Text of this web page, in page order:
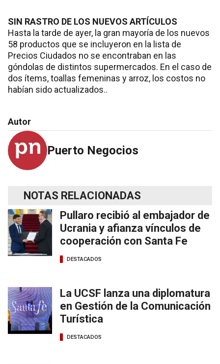
SIN RASTRO DE LOS NUEVOS ARTÍCULOS
Hasta la tarde de ayer, la gran mayoría de los nuevos
58 productos que se incluyeron en la lista de
Precios Ciudados no se encontraban en las
góndolas de distintos supermercados. En el caso de
dos ítems, toallas femeninas y arroz, los costos no
habían sido actualizados..
Autor
Puerto Negocios
NOTAS RELACIONADAS
Pullaro recibió al embajador de
Ucrania y afianza vínculos de
cooperación con Santa Fe
DESTACADOS
La UCSF lanza una diplomatura
en Gestión de la Comunicación
Turística
DESTACADOS